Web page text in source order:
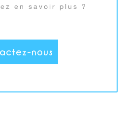
en savoir plus ?
nous